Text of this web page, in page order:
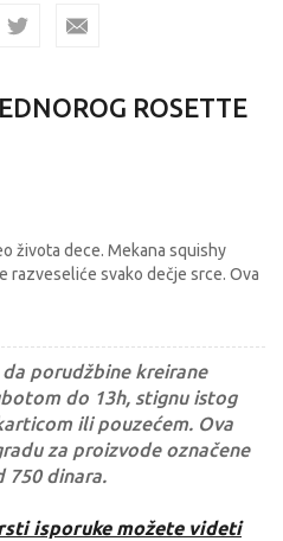
ROSETTE
života dece. Mekana squishy
razveseliće svako dečje srce. Ova
porudžbine kreirane
do 13h, stignu istog
ili pouzećem. Ova
za proizvode označene
750 dinara.
isporuke možete videti